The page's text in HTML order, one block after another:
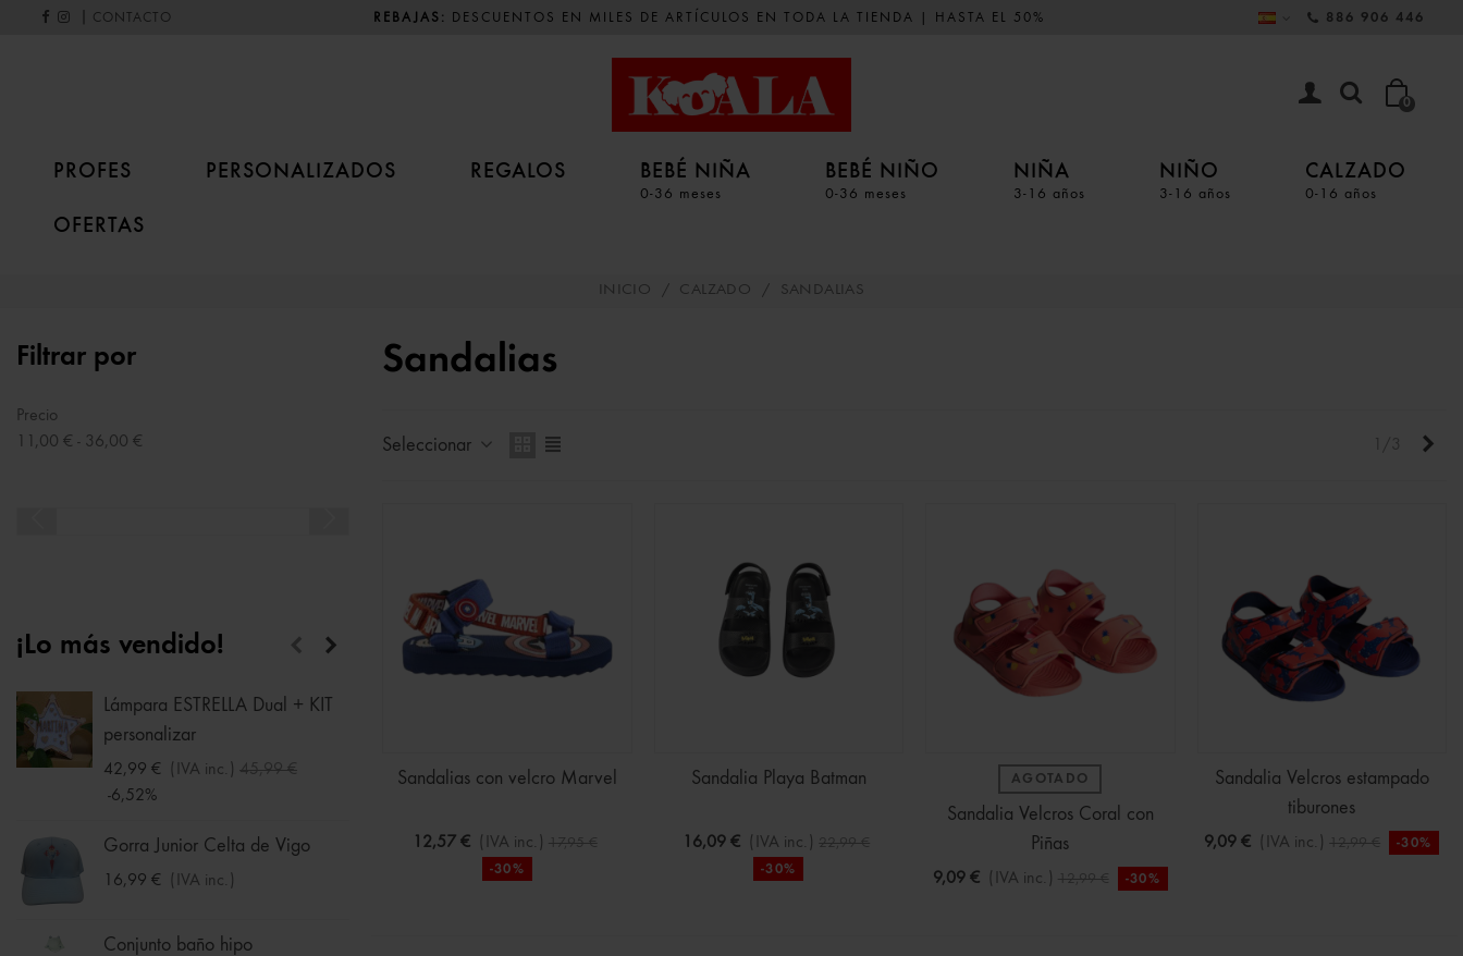
CONTACTO REBAJAS: DESCUENTOS EN MILES DE ARTÍCULOS EN TODA LA TIENDA | HASTA EL 50% 886 906 446
0
PROFES PERSONALIZADOS REGALOS BEBÉ NIÑA
0-36 meses
BEBÉ NIÑO
0-36 meses
NIÑA
3-16 años
NIÑO
3-16 años
CALZADO
0-16 años
OFERTAS
INICIO / CALZADO / SANDALIAS
Filtrar por
Precio
11,00 € - 36,00 €
¡Lo más vendido!
Lámpara ESTRELLA Dual + KIT
personalizar
42,99 € (IVA inc.)
45,99 €
-6,52%
Gorra Junior Celta de Vigo
16,99 € (IVA inc.)
Conjunto baño hipo
33,59 € (IVA inc.) 47,99 €
Merceditas clásica recién
Sandalias
Seleccionar 1/3
Sandalias con velcro Marvel
12,57 € (IVA inc.) 17,95 €
-30%
Sandalia Playa Batman
16,09 € (IVA inc.) 22,99 €
-30%
AGOTADO
Sandalia Velcros Coral con
Piñas
9,09 € (IVA inc.) 12,99 € -30%
Sandalia Velcros estampado
tiburones
9,09 € (IVA inc.) 12,99 € -30%